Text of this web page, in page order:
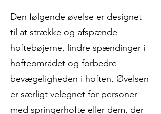
Den følgende øvelse er designet
til at strække og afspænde
hoftebøjerne, lindre spændinger i
hofteområdet og forbedre
bevægeligheden i hoften. Øvelsen
er særligt velegnet for personer
med springerhofte eller dem, der